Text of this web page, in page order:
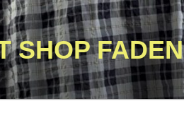
SHOP FADEN